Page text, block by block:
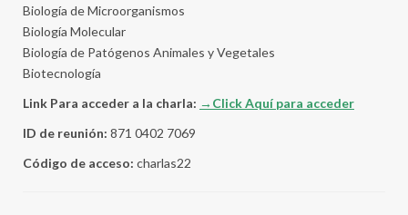
Biología de Microorganismos
Biología Molecular
Biología de Patógenos Animales y Vegetales
Biotecnología
Link Para acceder a la charla: →Click Aquí para acceder
ID de reunión: 871 0402 7069
Código de acceso: charlas22